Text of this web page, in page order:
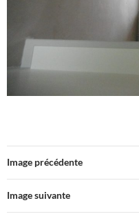
Image précédente
Image suivante